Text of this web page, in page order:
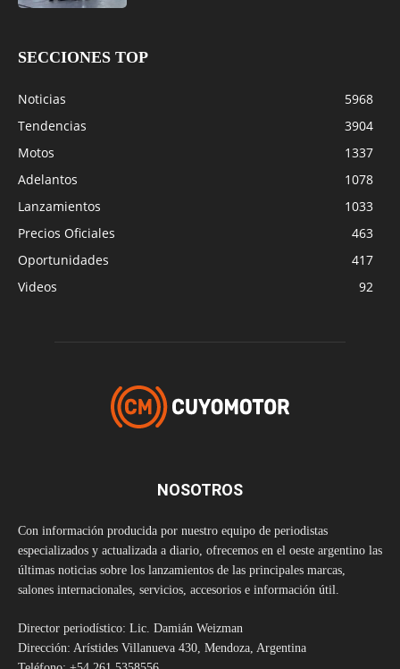
SECCIONES TOP
Noticias
5968
Tendencias
3904
Motos
1337
Adelantos
1078
Lanzamientos
1033
Precios Oficiales
463
Oportunidades
417
Videos
92
NOSOTROS
Con información producida por nuestro equipo de periodistas
especializados y actualizada a diario, ofrecemos en el oeste argentino las
últimas noticias sobre los lanzamientos de las principales marcas,
salones internacionales, servicios, accesorios e información útil.
Director periodístico: Lic. Damián Weizman
Dirección: Arístides Villanueva 430, Mendoza, Argentina